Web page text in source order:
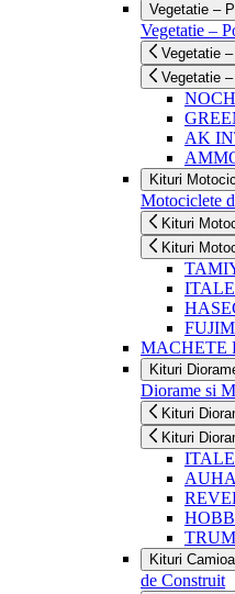
Vegetatie –
Vegetatie –
Vegetatie
Vegetatie
NOCH
AK
Kituri
Motociclete
Kituri
Kituri
MACHETE
Kituri
Diorame si
Kituri
Kituri
Kituri
de Construit